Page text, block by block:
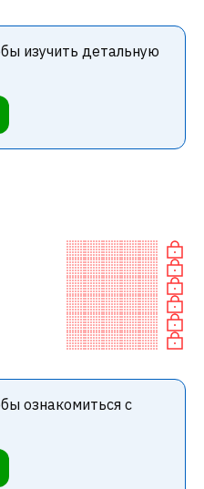
ознакомиться с
изучить детальную